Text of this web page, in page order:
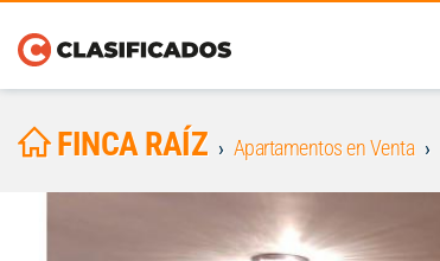
FINCA RAÍZ Apartamentos en Venta